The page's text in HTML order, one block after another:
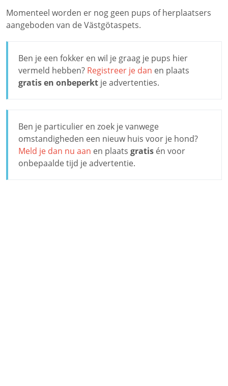
Momenteel worden er nog geen pups of herplaatsers
aangeboden van de Västgötaspets.
Ben je een fokker en wil je graag je pups hier
vermeld hebben? Registreer je dan en plaats
gratis en onbeperkt je advertenties.
Ben je particulier en zoek je vanwege
omstandigheden een nieuw huis voor je hond?
Meld je dan nu aan en plaats gratis én voor
onbepaalde tijd je advertentie.